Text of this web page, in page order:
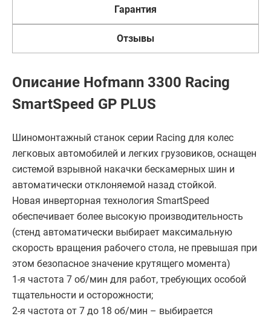
Гарантия
Отзывы
Описание Hofmann 3300 Racing
SmartSpeed GP PLUS
Шиномонтажный станок серии Racing для колес
легковых автомобилей и легких грузовиков, оснащен
системой взрывной накачки бескамерных шин и
автоматически отклоняемой назад стойкой.
Новая инверторная технология SmartSpeed
обеспечивает более высокую производительность
(стенд автоматически выбирает максимальную
скорость вращения рабочего стола, не превышая при
этом безопасное значение крутящего момента)
1-я частота 7 об/мин для работ, требующих особой
тщательности и осторожности;
2-я частота от 7 до 18 об/мин – выбирается